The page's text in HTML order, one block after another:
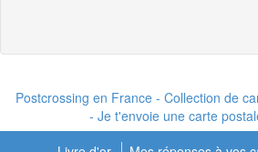
Postcrossing en France - Collection de
- Je t'envoie une carte